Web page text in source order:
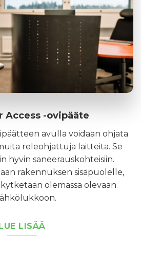
Access -ovipääte
avulla voidaan ohjata
releohjattuja laitteita. Se
hyvin saneerauskohteisiin.
rakennuksen sisäpuolelle,
olemassa olevaan
LISÄÄ